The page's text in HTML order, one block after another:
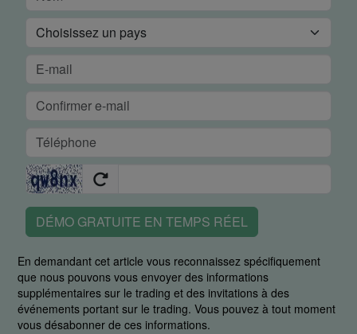
DÉMO GRATUITE EN TEMPS RÉEL
En demandant cet article vous reconnaissez spécifiquement
que nous pouvons vous envoyer des informations
supplémentaires sur le trading et des invitations à des
événements portant sur le trading. Vous pouvez à tout moment
vous désabonner de ces informations.